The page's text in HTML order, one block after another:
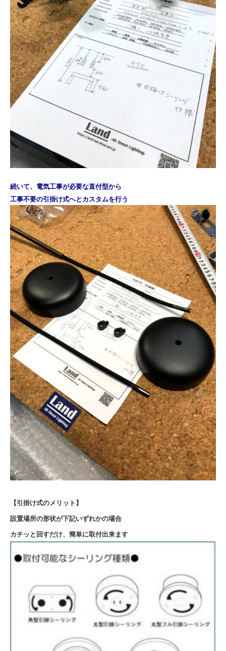
続いて、電気工事が必要な直付型から
工事不要の引掛け式へとカスタムを行う
【引掛け式のメリット】
設置場所の形状が下記いずれかの場合
カチッと回すだけ、簡単に取付出来ます